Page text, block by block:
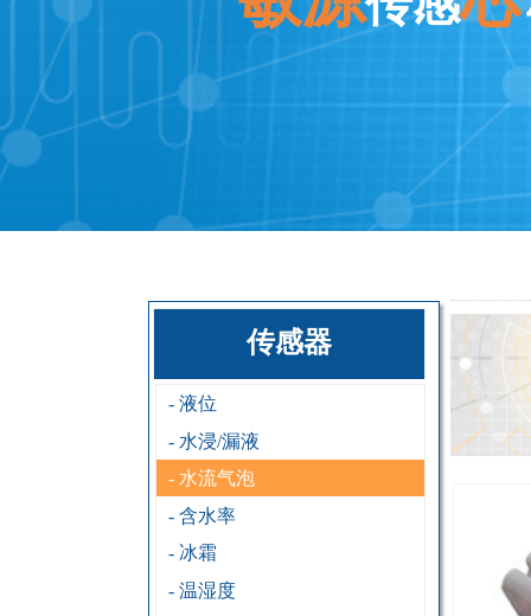
- 液位
- 水浸/漏液
- 水流气泡
- 含水率
- 冰霜
- 温湿度
传感器